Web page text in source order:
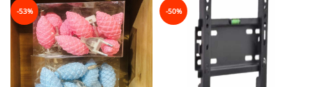
-53% -50%